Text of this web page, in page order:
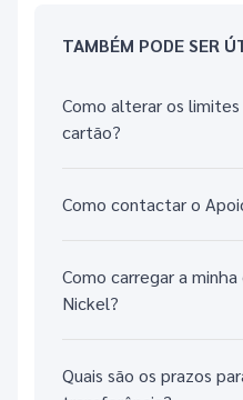
TAMBÉM PODE SER
Como alterar os
cartão?
Como contactar o
Como carregar a
Nickel?
Quais são os prazos